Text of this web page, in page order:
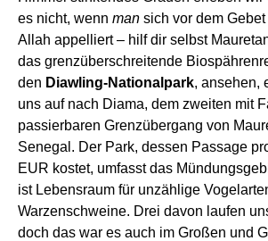
es nicht, wenn man sich vor dem
Allah appelliert– hilf dir selbst
das grenzüberschreitende
den Diawling-Nationalpark, ansehen,
uns auf nach Diama, dem zweiten mit
passierbaren Grenzübergang von
Senegal. Der Park, dessen Passage
EUR kostet, umfasstdas
ist Lebensraum für unzählige
Warzenschweine. Drei davon l aufen
doch das war es auch im Großen und